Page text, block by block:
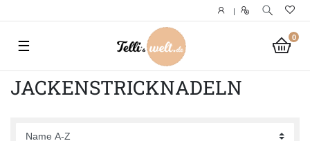
|
0
☰
JACKENSTRICKNADELN